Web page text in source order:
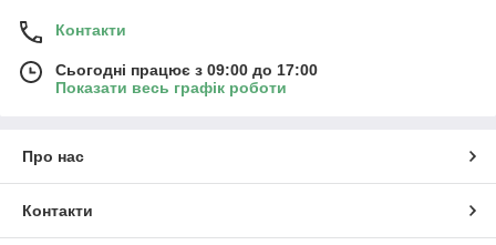
Контакти
Сьогодні працює з 09:00 до 17:00
Показати весь графік роботи
Про нас
Контакти